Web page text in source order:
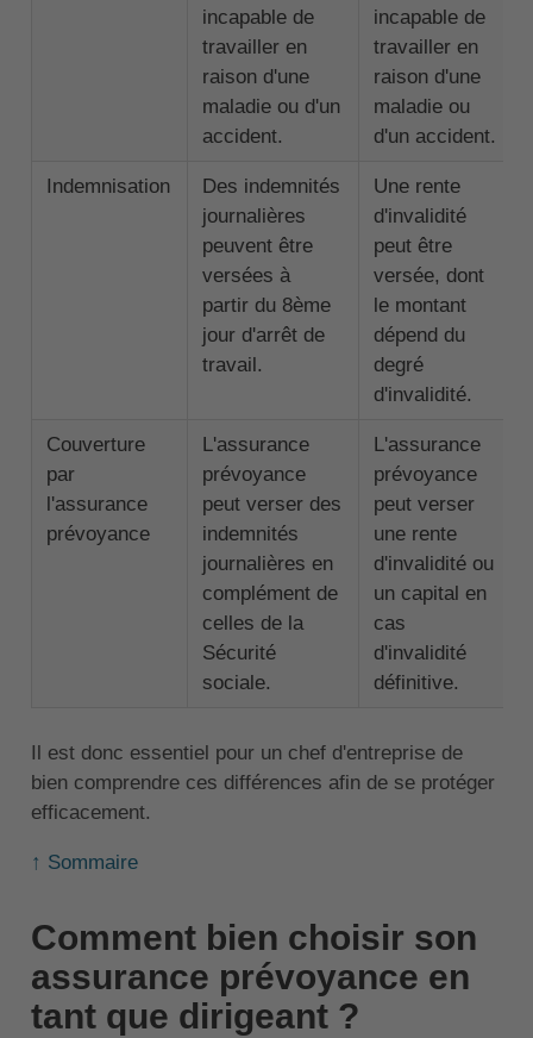
incapable de
travailler en
raison d'une
maladie ou d'un
accident.
incapable de
travailler en
raison d'une
maladie ou
d'un accident.
Indemnisation
Des indemnités
journalières
peuvent être
versées à
partir du 8ème
jour d'arrêt de
travail.
Une rente
d'invalidité
peut être
versée, dont
le montant
dépend du
degré
d'invalidité.
Couverture
par
l'assurance
prévoyance
L'assurance
prévoyance
peut verser des
indemnités
journalières en
complément de
celles de la
Sécurité
sociale.
L'assurance
prévoyance
peut verser
une rente
d'invalidité ou
un capital en
cas
d'invalidité
définitive.
Il est donc essentiel pour un chef d'entreprise de
bien comprendre ces différences afin de se protéger
efficacement.
↑ Sommaire
Comment bien choisir son
assurance prévoyance en
tant que dirigeant ?